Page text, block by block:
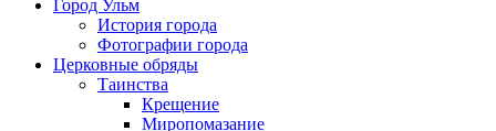
Город Ульм
История города
Фотографии города
Церковные обряды
Таинства
Крещение
Миропомазание